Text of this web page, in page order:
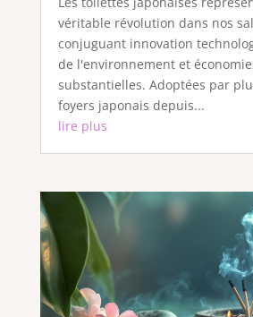
véritable révolution dans nos
conjuguant innovation
de l'environnement et
substantielles. Adoptées par
foyers japonais depuis...
lire plus